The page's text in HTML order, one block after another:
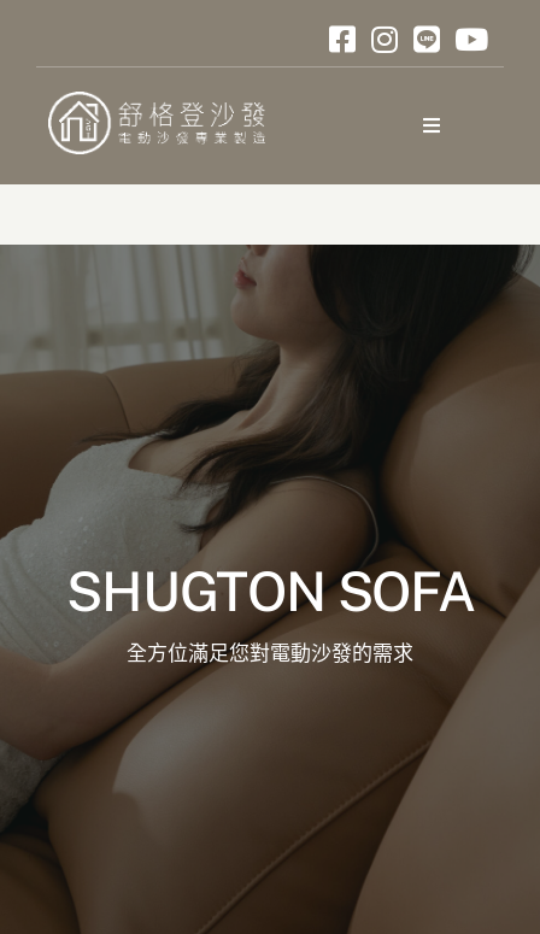
Toggle
關於舒格登
電動沙發
材質與色卡
訂購說明
口碑與評測
門市據點
沙發指南
SHUGTON SOFA
全方位滿足您對電動沙發的需求